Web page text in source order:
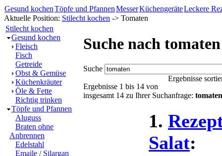
Gesund kochenTöpfe und PfannenMesserKüchengeräteLeckere
Aktuelle Position: Stilecht kochen -> Tomaten
Stilecht kochen
Gesund kochen
Fleisch
Fisch
Getreide
Obst & Gemüse
Küchenkräuter
Öle & Fette
Richtig trinken
Töpfe und Pfannen
Aluguss
Braten ohne
Anbrennen
Edelstahl
Emaile / Silargan
Suche nach tomaten
Suche
Ergebnisse
Ergebnisse 1 bis 14 von
insgesamt 14 zu Ihrer Suchanfrage: tomaten
1.
Salat: